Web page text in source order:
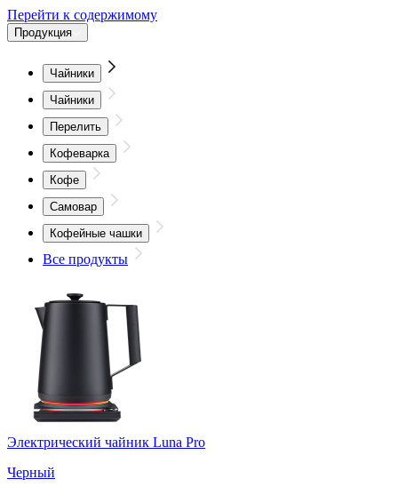
Перейти к содержимому
Продукция
Чайники
Чайники
Перелить
Кофеварка
Кофе
Самовар
Кофейные чашки
Все продукты
Электрический чайник Luna Pro
Черный